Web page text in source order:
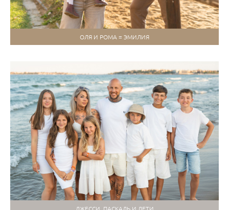
ОЛЯ И РОМА = ЭМИЛИЯ
ДЖЕССИ, ПАСКАЛЬ И ДЕТИ